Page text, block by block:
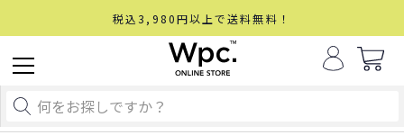
税込3,980円以上で送料無料！